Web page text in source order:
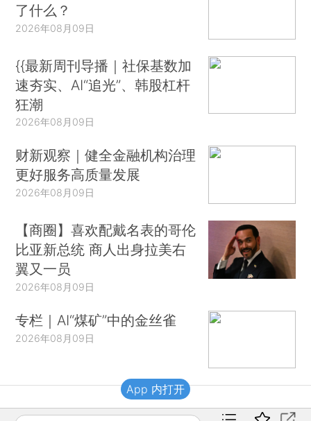
了什么？
2026年08月09日
{{最新周刊导播｜社保基数加
速夯实、AI“追光”、韩股杠杆
狂潮
2026年08月09日
财新观察｜健全金融机构治理
更好服务高质量发展
2026年08月09日
【商圈】喜欢配戴名表的哥伦
比亚新总统 商人出身拉美右
翼又一员
2026年08月09日
专栏｜AI“煤矿”中的金丝雀
2026年08月09日
财新移动
App 内打开